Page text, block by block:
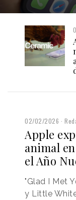
02/02/2026
Apple
animal
el Año
"Glad I Met
y Little